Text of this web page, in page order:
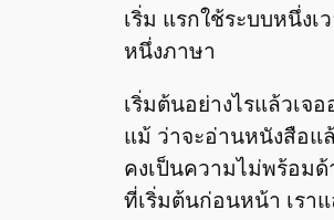
เริ่ม แรกใช้ระบบหนึ่ง
หนึ่งภาษา
เริ่มต้นอย่างไรแล้วเจ
แม้ ว่าจะอ่านหนังสือแ
คงเป็นความไม่พร้อมด้
ที่เริ่มต้นก่อนหน้า เราแ